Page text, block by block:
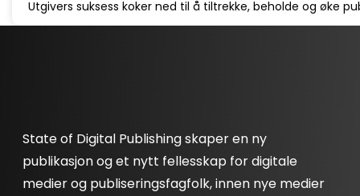
Utgivers suksess koker ned til å tiltrekke, beholde og øke
State of Digital Publishing skaper en ny
publikasjon og et nytt fellesskap for digitale
medier og publiseringsfagfolk, innen nye medier